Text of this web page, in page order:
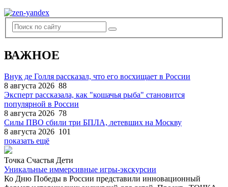
ВАЖНОЕ
Внук де Голля рассказал, что его восхищает в России
8 августа 2026 88
Эксперт рассказала, как "кошачья рыба" становится
популярной в России
8 августа 2026 78
Силы ПВО сбили три БПЛА, летевших на Москву
8 августа 2026 101
показать ещё
Точка Счастья Дети
Уникальные иммерсивные игры-экскурсии
Ко Дню Победы в России представили инновационный